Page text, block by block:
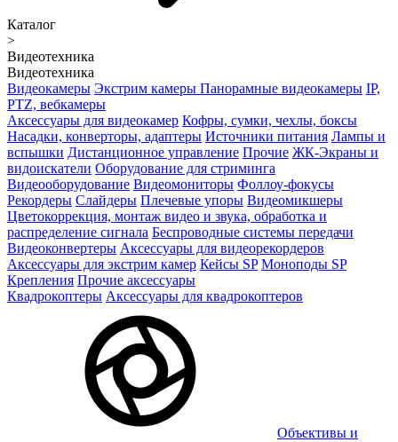
Каталог
>
Видеотехника
Видеотехника
Видеокамеры Экстрим камеры Панорамные видеокамеры IP,
PTZ, вебкамеры
Аксессуары для видеокамер Кофры, сумки, чехлы, боксы
Насадки, конверторы, адаптеры Источники питания Лампы и
вспышки Дистанционное управление Прочие ЖК-Экраны и
видоискатели Оборудование для стриминга
Видеооборудование Видеомониторы Фоллоу-фокусы
Рекордеры Слайдеры Плечевые упоры Видеомикшеры
Цветокоррекция, монтаж видео и звука, обработка и
распределение сигнала Беспроводные системы передачи
Видеоконвертеры Аксессуары для видеорекордеров
Аксессуары для экстрим камер Кейсы SP Моноподы SP
Крепления Прочие аксессуары
Квадрокоптеры Аксессуары для квадрокоптеров
Объективы и